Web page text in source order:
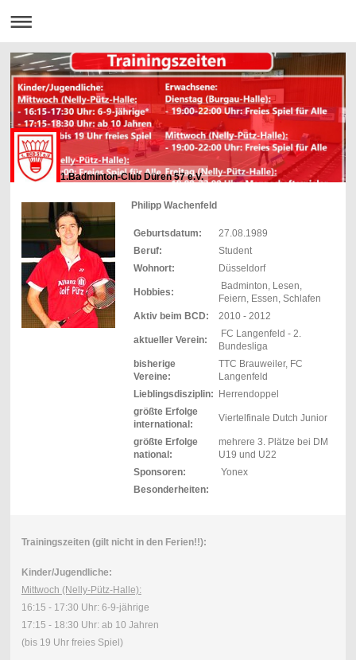
1.Badminton-Club Düren 57 e.V.
Philipp Wachenfeld
Geburtsdatum:
27.08.1989
Beruf:
Student
Wohnort:
Düsseldorf
Hobbies:
Badminton, Lesen,
Feiern, Essen, Schlafen
Aktiv beim BCD:
2010 - 2012
aktueller Verein:
FC Langenfeld - 2.
Bundesliga
bisherige
Vereine:
TTC Brauweiler, FC
Langenfeld
Lieblingsdisziplin:
Herrendoppel
größte Erfolge
international:
Viertelfinale Dutch Junior
größte Erfolge
national:
mehrere 3. Plätze bei DM
U19 und U22
Sponsoren:
Yonex
Besonderheiten:
Trainingszeiten (gilt nicht in den Ferien!!):
Kinder/Jugendliche:
Mittwoch (Nelly-Pütz-Halle):
16:15 - 17:30 Uhr: 6-9-jährige
17:15 - 18:30 Uhr: ab 10 Jahren
(bis 19 Uhr freies Spiel)